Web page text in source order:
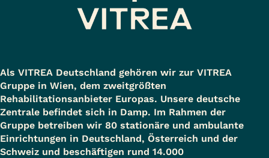
Als VITREA Deutschland gehören wir zur VITREA
Gruppe in Wien, dem zweitgrößten
Rehabilitationsanbieter Europas. Unsere deutsche
Zentrale befindet sich in Damp. Im Rahmen der
Gruppe betreiben wir 80 stationäre und ambulante
Einrichtungen in Deutschland, Österreich und der
Schweiz und beschäftigen rund 14.000